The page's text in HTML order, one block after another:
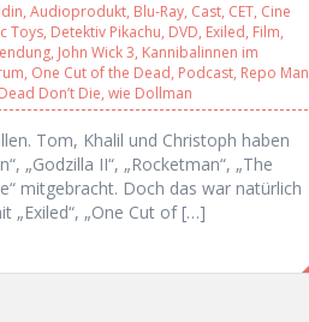
, Audioprodukt, Blu-Ray, Cast, CET, Cine
Toys, Detektiv Pikachu, DVD, Exiled, Film,
, John Wick 3, Kannibalinnen im
, One Cut of the Dead, Podcast, Repo Man
Don’t Die, wie Dollman
Tom, Khalil und Christoph haben
„Godzilla II“, „Rocketman“, „The
mitgebracht. Doch das war natürlich
„Exiled“, „One Cut of […]